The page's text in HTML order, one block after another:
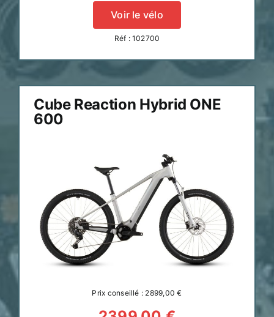
Voir le vélo
Réf : 102700
Cube Reaction Hybrid ONE
600
Prix conseillé : 2899,00 €